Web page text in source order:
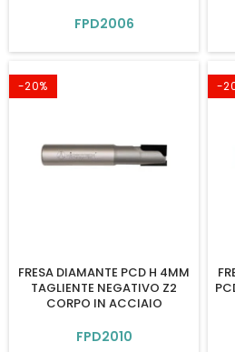
FPD2006
-20%
FRESA DIAMANTE PCD H 4MM
TAGLIENTE NEGATIVO Z2
CORPO IN ACCIAIO
FPD2010
-